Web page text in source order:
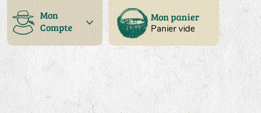
Mon panier
Panier vide
Mon
Compte